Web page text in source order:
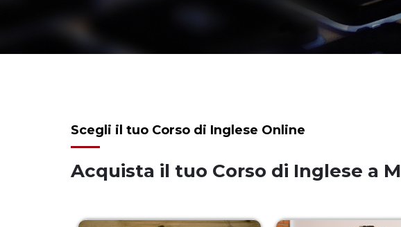
Acquista il tuo Corso di Inglese a
Scegli il tuo Corso di Inglese Online